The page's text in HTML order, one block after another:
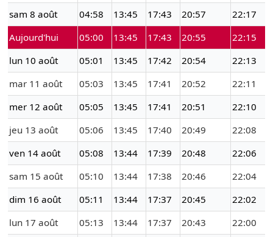
sam 8 août
04:58 13:45 17:43 20:57
22:17
Aujourd'hui
05:00 13:45 17:43 20:55
22:15
lun 10 août
05:01 13:45 17:42 20:54
22:13
mar 11 août
05:03 13:45 17:41 20:52
22:11
mer 12 août
05:05 13:45 17:41 20:51
22:10
jeu 13 août
05:06 13:45 17:40 20:49
22:08
ven 14 août
05:08 13:44 17:39 20:48
22:06
sam 15 août
05:10 13:44 17:38 20:46
22:04
dim 16 août
05:11 13:44 17:37 20:45
22:02
lun 17 août
05:13 13:44 17:37 20:43
22:00